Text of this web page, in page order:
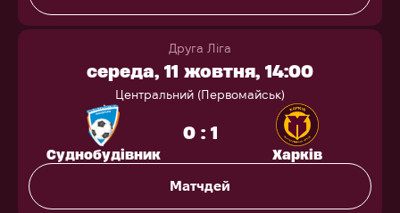
Друга Ліга
середа, 11 жовтня, 14:00
Центральний (Первомайськ)
Суднобудівник
0 : 1
Харків
Матчдей